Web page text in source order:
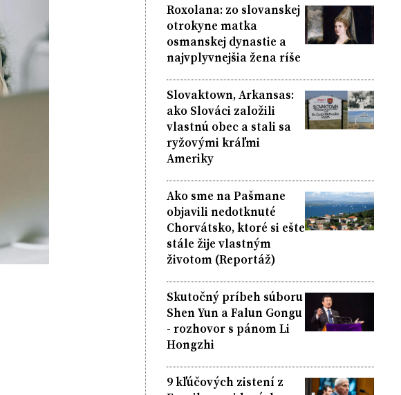
Roxolana: zo slovanskej
otrokyne matka
osmanskej dynastie a
najvplyvnejšia žena ríše
Slovaktown, Arkansas:
ako Slováci založili
vlastnú obec a stali sa
ryžovými kráľmi
Ameriky
Ako sme na Pašmane
objavili nedotknuté
Chorvátsko, ktoré si ešte
stále žije vlastným
životom (Reportáž)
Skutočný príbeh súboru
Shen Yun a Falun Gongu
- rozhovor s pánom Li
Hongzhi
9 kľúčových zistení z